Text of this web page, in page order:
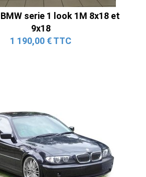
serie 1 look 1M 8x18 et
9x18
1 190,00 € TTC